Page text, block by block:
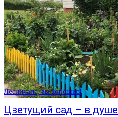
Лесничане, вы хорошие!
Цветущий сад – в